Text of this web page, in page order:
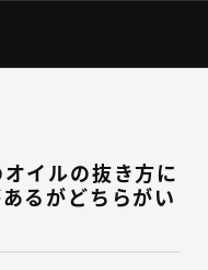
イルの抜き方に
るがどちらがい